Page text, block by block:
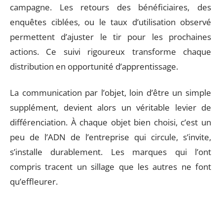
campagne. Les retours des bénéficiaires, des
enquêtes ciblées, ou le taux d’utilisation observé
permettent d’ajuster le tir pour les prochaines
actions. Ce suivi rigoureux transforme chaque
distribution en opportunité d’apprentissage.
La communication par l’objet, loin d’être un simple
supplément, devient alors un véritable levier de
différenciation. À chaque objet bien choisi, c’est un
peu de l’ADN de l’entreprise qui circule, s’invite,
s’installe durablement. Les marques qui l’ont
compris tracent un sillage que les autres ne font
qu’effleurer.